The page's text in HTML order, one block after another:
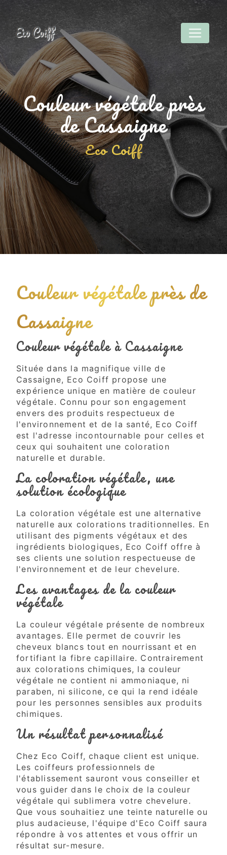
Couleur végétale près
de Cassaigne
Eco Coiff
Couleur végétale près de
Cassaigne
Couleur végétale à Cassaigne
Située dans la magnifique ville de
Cassaigne, Eco Coiff propose une
expérience unique en matière de couleur
végétale. Connu pour son engagement
envers des produits respectueux de
l'environnement et de la santé, Eco Coiff
est l'adresse incontournable pour celles et
ceux qui souhaitent une coloration
naturelle et durable.
La coloration végétale, une
solution écologique
La coloration végétale est une alternative
naturelle aux colorations traditionnelles. En
utilisant des pigments végétaux et des
ingrédients biologiques, Eco Coiff offre à
ses clients une solution respectueuse de
l'environnement et de leur chevelure.
Les avantages de la couleur
végétale
La couleur végétale présente de nombreux
avantages. Elle permet de couvrir les
cheveux blancs tout en nourrissant et en
fortifiant la fibre capillaire. Contrairement
aux colorations chimiques, la couleur
végétale ne contient ni ammoniaque, ni
paraben, ni silicone, ce qui la rend idéale
pour les personnes sensibles aux produits
chimiques.
Un résultat personnalisé
Chez Eco Coiff, chaque client est unique.
Les coiffeurs professionnels de
l'établissement sauront vous conseiller et
vous guider dans le choix de la couleur
végétale qui sublimera votre chevelure.
Que vous souhaitiez une teinte naturelle ou
plus audacieuse, l'équipe d'Eco Coiff saura
répondre à vos attentes et vous offrir un
résultat sur-mesure.
Panneau de gestion des cookies